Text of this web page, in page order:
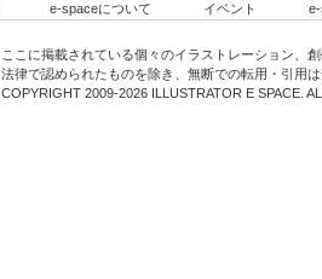
e-spaceについて イベント
ここに掲載されている個々のイラストレーション、
法律で認められたものを除き、無断での転用・引用
COPYRIGHT 2009-2026 ILLUSTRATOR E SPACE.